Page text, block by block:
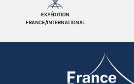
EXPÉDITION
FRANCE/INTERNATIONAL